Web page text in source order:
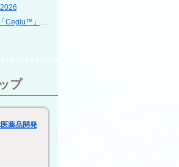
第 25 回 日本再生医療学会総会
プ
薬品開発